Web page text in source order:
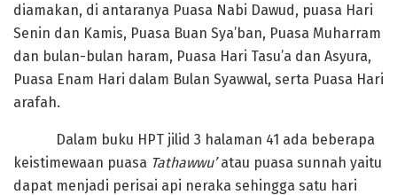
diamakan, di antaranya Puasa Nabi Dawud, puasa Hari
Senin dan Kamis, Puasa Buan Sya’ban, Puasa Muharram
dan bulan-bulan haram, Puasa Hari Tasu’a dan Asyura,
Puasa Enam Hari dalam Bulan Syawwal, serta Puasa Hari
arafah.
Dalam buku HPT jilid 3 halaman 41 ada beberapa
keistimewaan puasa Tathawwu’atau puasa sunnah yaitu
dapat menjadi perisai api neraka sehingga satu hari